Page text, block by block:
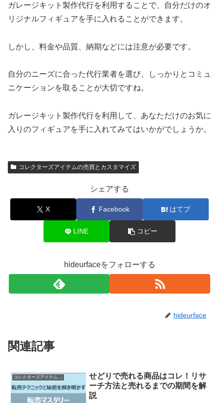
ガレージキット製作代行を利用することで、自分だけのオ
リジナルフィギュアを手に入れることができます。
しかし、料金や品質、納期などには注意が必要です。
自分のニーズに合った代行業者を選び、しっかりとコミュ
ニケーションを取ることが大切ですね。
ガレージキット製作代行を利用して、あなただけのお気に
入りのフィギュアを手に入れてみてはいかがでしょうか。
コレクターズアイテムの売買とカスタマイズ
シェアする
X Facebook はてブ
LINE コピー
hideurfaceをフォローする
hideurface
関連記事
せどりで売れる商品はコレ！リサ
ーチ方法と売れるまでの期間を解
説